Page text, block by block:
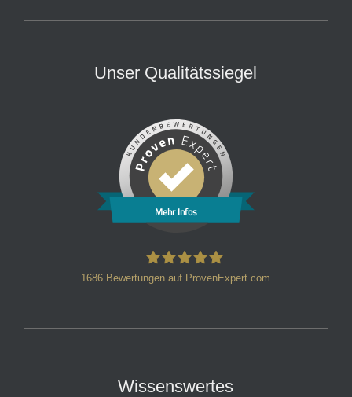
Unser Qualitätssiegel
Mehr Infos
1686 Bewertungen auf ProvenExpert.com
Wissenswertes